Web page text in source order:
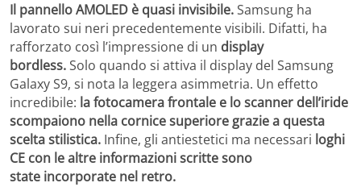
Il pannello AMOLED è quasi invisibile.Samsung ha
lavorato sui neri precedentemente visibili. Difatti, ha
rafforzato così l’impressione di un display
bordless.Solo quando si attiva il display del Samsung
Galaxy S9, si nota la leggera asimmetria. Un effetto
incredibile: la fotocamera frontale e lo scanner dell’iride
scompaiono nella cornice superiore grazie a questa
scelta stilistica. Infine, gli antiestetici ma necessari loghi
CE con le altre informazioni scritte sono
state incorporate nel retro.